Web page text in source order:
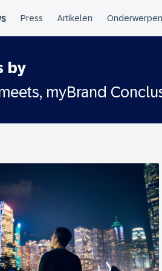
by
myBrand